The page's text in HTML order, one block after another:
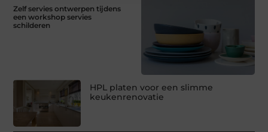
Zelf servies ontwerpen tijdens
een workshop servies
schilderen
HPL platen voor een slimme
keukenrenovatie